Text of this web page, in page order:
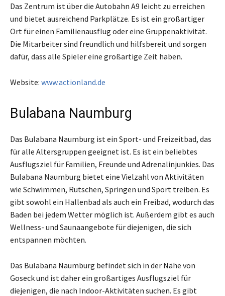
Das Zentrum ist über die Autobahn A9 leicht zu erreichen
und bietet ausreichend Parkplätze. Es ist ein großartiger
Ort für einen Familienausflug oder eine Gruppenaktivität.
Die Mitarbeiter sind freundlich und hilfsbereit und sorgen
dafür, dass alle Spieler eine großartige Zeit haben.
Website: www.actionland.de
Bulabana Naumburg
Das Bulabana Naumburg ist ein Sport- und Freizeitbad, das
für alle Altersgruppen geeignet ist. Es ist ein beliebtes
Ausflugsziel für Familien, Freunde und Adrenalinjunkies. Das
Bulabana Naumburg bietet eine Vielzahl von Aktivitäten
wie Schwimmen, Rutschen, Springen und Sport treiben. Es
gibt sowohl ein Hallenbad als auch ein Freibad, wodurch das
Baden bei jedem Wetter möglich ist. Außerdem gibt es auch
Wellness- und Saunaangebote für diejenigen, die sich
entspannen möchten.
Das Bulabana Naumburg befindet sich in der Nähe von
Goseck und ist daher ein großartiges Ausflugsziel für
diejenigen, die nach Indoor-Aktivitäten suchen. Es gibt